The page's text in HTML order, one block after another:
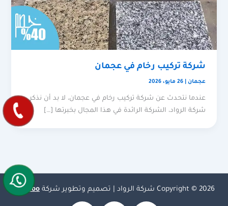
شركة تركيب رخام في عجمان
عجمان |26 مايو، 2026
عندما نتحدث عن شركة تركيب رخام في عجمان، لا بد أن نذكر
شركة الرواد، الشركة الرائدة في هذا المجال بخبرتها […]
Copyright © 2026 شركة الرواد | تصميم وتطوير شركة Olymoo